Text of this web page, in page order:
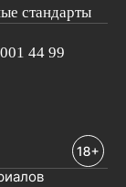
стандарты
44 99